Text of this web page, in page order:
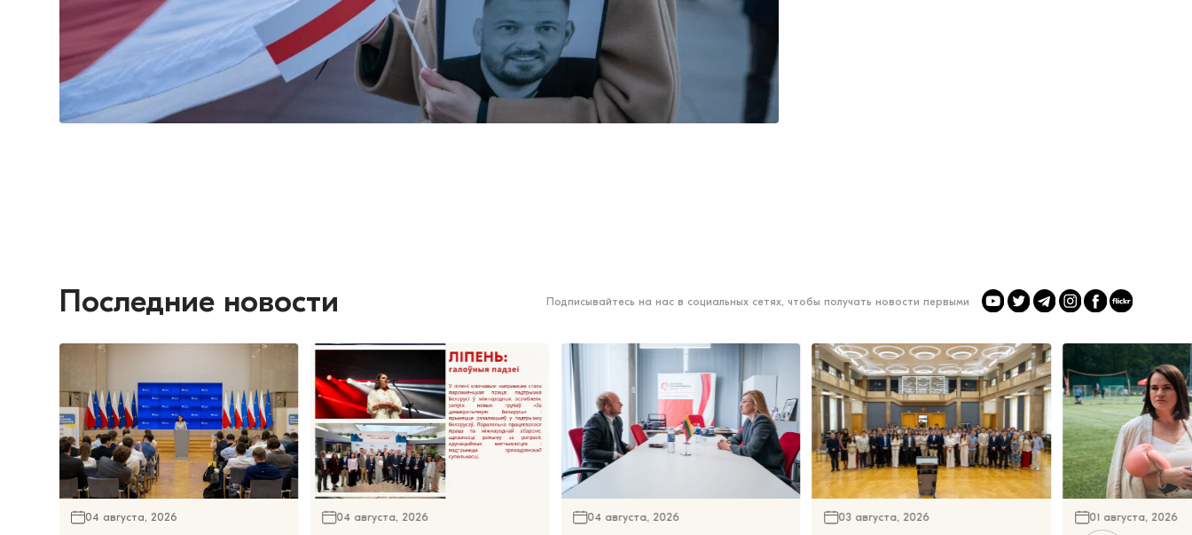
Последние новости Подписывайтесь на нас в социальных сетях, чтобы получать новости первыми
04 августа, 2026 04 августа, 2026 04 августа, 2026 03 августа, 2026 01 августа, 2026